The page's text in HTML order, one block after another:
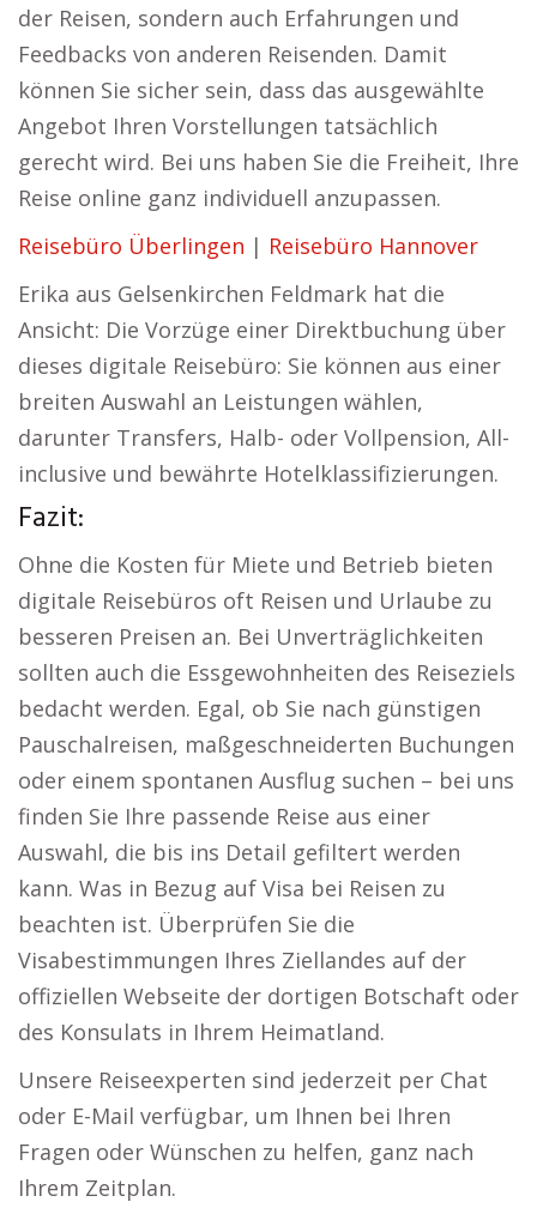
der Reisen, sondern auch Erfahrungen und
Feedbacks von anderen Reisenden. Damit
können Sie sicher sein, dass das ausgewählte
Angebot Ihren Vorstellungen tatsächlich
gerecht wird. Bei uns haben Sie die Freiheit, Ihre
Reise online ganz individuell anzupassen.
Reisebüro Überlingen | Reisebüro Hannover
Erika aus Gelsenkirchen Feldmark hat die
Ansicht: Die Vorzüge einer Direktbuchung über
dieses digitale Reisebüro: Sie können aus einer
breiten Auswahl an Leistungen wählen,
darunter Transfers, Halb- oder Vollpension, All-
inclusive und bewährte Hotelklassifizierungen.
Fazit:
Ohne die Kosten für Miete und Betrieb bieten
digitale Reisebüros oft Reisen und Urlaube zu
besseren Preisen an. Bei Unverträglichkeiten
sollten auch die Essgewohnheiten des Reiseziels
bedacht werden. Egal, ob Sie nach günstigen
Pauschalreisen, maßgeschneiderten Buchungen
oder einem spontanen Ausflug suchen – bei uns
finden Sie Ihre passende Reise aus einer
Auswahl, die bis ins Detail gefiltert werden
kann. Was in Bezug auf Visa bei Reisen zu
beachten ist. Überprüfen Sie die
Visabestimmungen Ihres Ziellandes auf der
offiziellen Webseite der dortigen Botschaft oder
des Konsulats in Ihrem Heimatland.
Unsere Reiseexperten sind jederzeit per Chat
oder E-Mail verfügbar, um Ihnen bei Ihren
Fragen oder Wünschen zu helfen, ganz nach
Ihrem Zeitplan.